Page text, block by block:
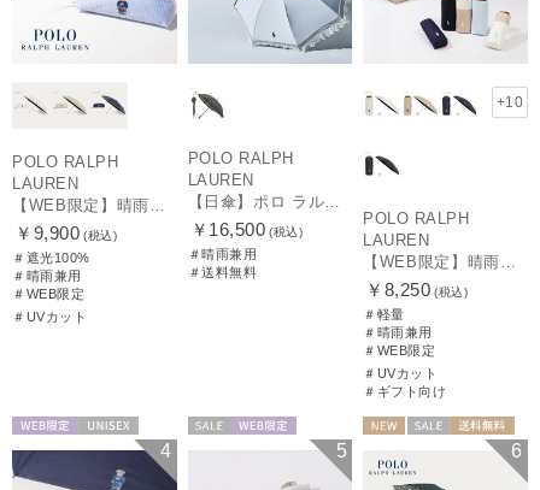
POLO RALPH
LAUREN
￥9,900 (税込)
＃遮光100%
＃晴雨兼用
＃WEB限定
＃UVカット
POLO RALPH
LAUREN
【日傘】ポロ ラルフ ローレン(POLO RALPH LAUREN)エンブフリル 長傘 【公式ムーンバット】 遮光 遮熱 UV 晴雨兼用
￥16,500 (税込)
＃晴雨兼用
＃送料無料
+10
POLO RALPH
LAUREN
【WEB限定】晴雨兼用折りたたみ日傘 ポロ ラルフ ローレン ポロポニー刺繍 POLO BEAR 雨の日OK 遮光100% 遮熱 簡単開閉 UV100% 晴雨兼用
￥8,250 (税込)
＃軽量
＃晴雨兼用
＃WEB限定
＃UVカット
＃ギフト向け
4 5
送料無料
ギフト向け
6